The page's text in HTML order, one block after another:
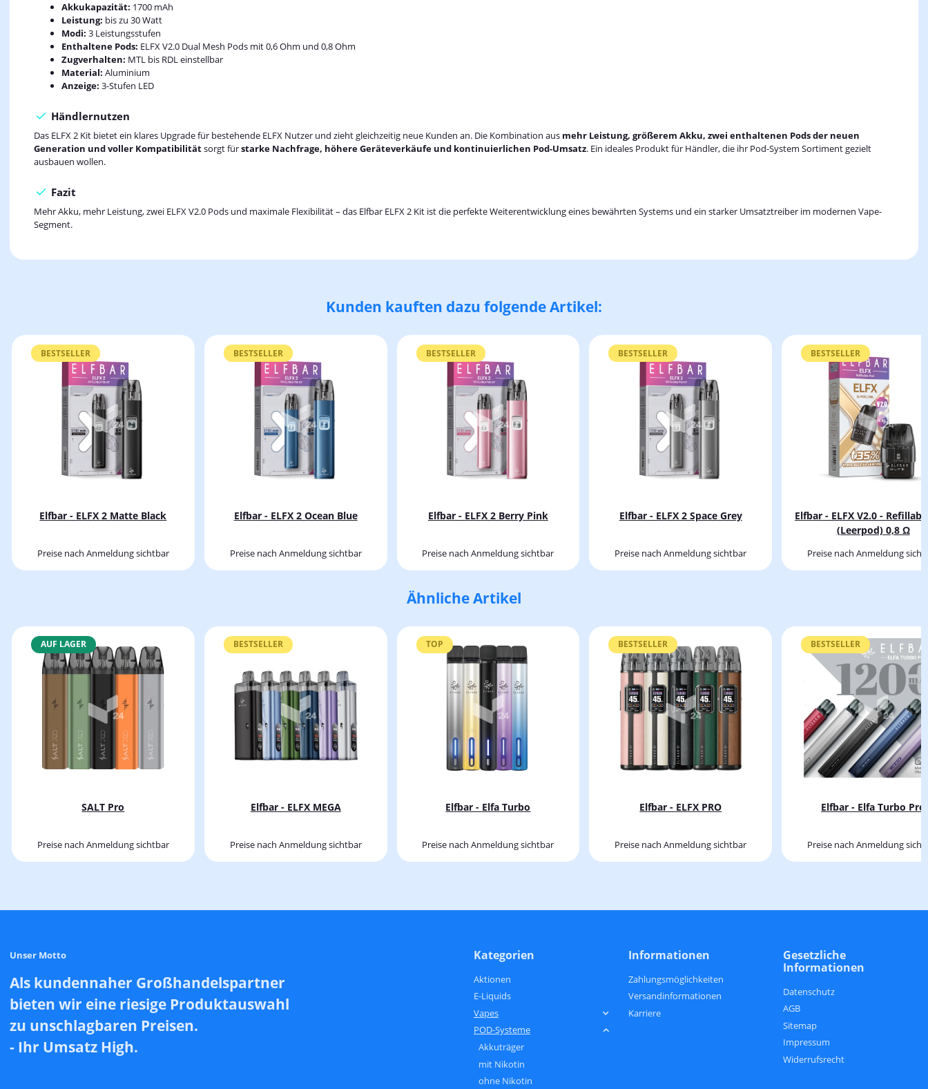
Akkukapazität: 1700 mAh
Leistung: bis zu 30 Watt
Modi: 3 Leistungsstufen
Enthaltene Pods: ELFX V2.0 Dual Mesh Pods mit 0,6 Ohm und 0,8 Ohm
Zugverhalten: MTL bis RDL einstellbar
Material: Aluminium
Anzeige: 3-Stufen LED
Händlernutzen
Das ELFX 2 Kit bietet ein klares Upgrade für bestehende ELFX Nutzer und zieht gleichzeitig neue Kunden an. Die Kombination aus mehr Leistung, größerem Akku, zwei enthaltenen Pods der neuen
Generation und voller Kompatibilitätsorgt fürstarke Nachfrage, höhere Geräteverkäufe und kontinuierlichen Pod-Umsatz. Ein ideales Produkt für Händler, die ihr Pod-System Sortiment gezielt
ausbauen wollen.
Fazit
Mehr Akku, mehr Leistung, zwei ELFX V2.0 Pods und maximale Flexibilität – das Elfbar ELFX 2 Kit ist die perfekte Weiterentwicklung eines bewährten Systems und ein starker Umsatztreiber im modernen Vape-
Segment.
Kunden kauften dazu folgende Artikel:
BESTSELLER
Elfbar - ELFX 2 Matte Black
Preise nach Anmeldung sichtbar
BESTSELLER
Elfbar - ELFX 2 Ocean Blue
Preise nach Anmeldung sichtbar
BESTSELLER
Elfbar - ELFX 2 Berry Pink
Preise nach Anmeldung sichtbar
BESTSELLER
Elfbar - ELFX 2 Space Grey
Preise nach Anmeldung sichtbar
BESTSELLER
Elfbar - ELFX V2.0 -
(Leerpod) 0,8 Ω
Preise nach Anmeldung
Ähnliche Artikel
AUF LAGER
SALT Pro
Preise nach Anmeldung sichtbar
BESTSELLER
Elfbar - ELFX MEGA
Preise nach Anmeldung sichtbar
TOP
Elfbar - Elfa Turbo
Preise nach Anmeldung sichtbar
BESTSELLER
Elfbar - ELFX PRO
Preise nach Anmeldung sichtbar
BESTSELLER
Elfbar - Elfa Turbo Pro
Preise nach Anmeldung
Unser Motto
Als kundennaher Großhandelspartner
bieten wir eine riesige Produktauswahl
zu unschlagbaren Preisen.
- Ihr Umsatz High.
Kategorien
Aktionen
E-Liquids
Vapes
POD-Systeme
Akkuträger
mit Nikotin
ohne Nikotin
Informationen
Zahlungsmöglichkeiten
Versandinformationen
Karriere
Gesetzliche
Informationen
Datenschutz
AGB
Sitemap
Impressum
Widerrufsrecht